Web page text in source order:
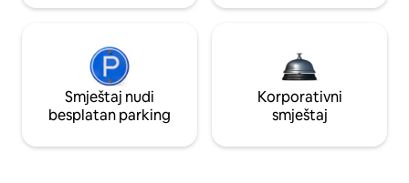
Smještaj nudi
besplatan parking
Korporativni
smještaj